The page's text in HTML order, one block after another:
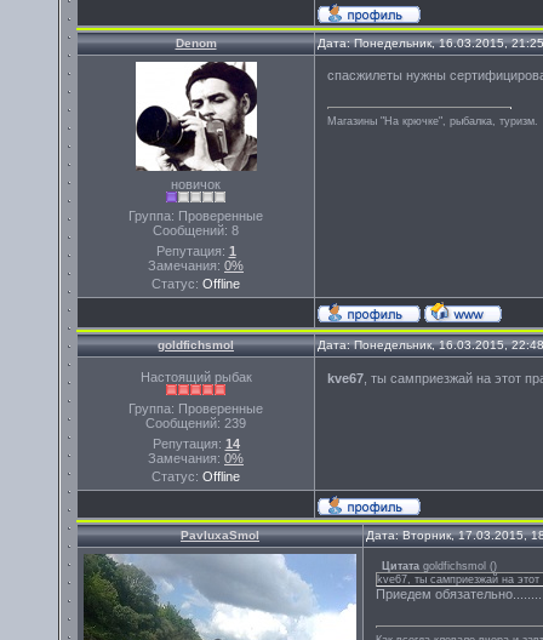
Denom Дата: Понедельник, 16.03.2015,
новичок
Группа: Проверенные
Сообщений: 8
Репутация: 1
Замечания: 0%
Статус: Offline
спасжилеты нужны
Магазины "На крючке", рыбалка, туризм.
goldfichsmol Дата: Понедельник, 16.03.2015,
Настоящий рыбак
Группа: Проверенные
Сообщений: 239
Репутация: 14
Замечания: 0%
Статус: Offline
kve67 , ты самприезжай на этот
PavluxaSmol Дата: Вторник, 17.03.2015,
Цитата goldfichsmol ()
kve67, ты самприезжай на этот
Приедем